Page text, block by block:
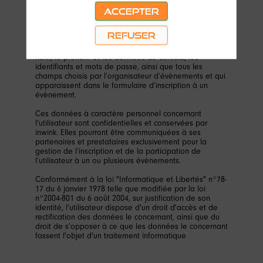
un évènement, d’accéder au site d’un évènement, et
de consulter les informations relatives à l’organisation
pratique et logistique d’un évènement.
Les données personnelles recueillies par inwink sont le
nom, le prénom et les données de contact, les
identifiants et mots de passe, ainsi que tous les
champs choisis par l’organisateur d’évènements et qui
apparaissent dans le formulaire d’inscription à un
évènement.
Ces données à caractère personnel concernant
l’utilisateur sont confidentielles et conservées par
inwink. Elles pourront être communiquées à ses
partenaires et prestataires exclusivement pour la
gestion de l’inscription et de la participation de
l’utilisateur à un ou plusieurs évènements.
Conformément à la loi "Informatique et Libertés" n°78-
17 du 6 janvier 1978 telle que modifiée par la loi
n°2004-801 du 6 août 2004, sur justification de son
identité, l’utilisateur dispose d'un droit d'accès et de
rectification des données le concernant, ainsi que du
droit de s’opposer à ce que les données le concernant
fassent l'objet d'un traitement informatique
ACCEPTER
REFUSER